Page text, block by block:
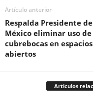
Artículo anterior
Respalda Presidente de
México eliminar uso de
cubrebocas en espacios
abiertos
Artículos